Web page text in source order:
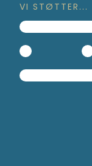
VI STØTTER...